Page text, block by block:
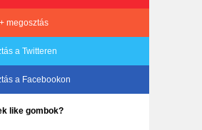
megosztás
a Twitteren
a Facebookon
like gombok?